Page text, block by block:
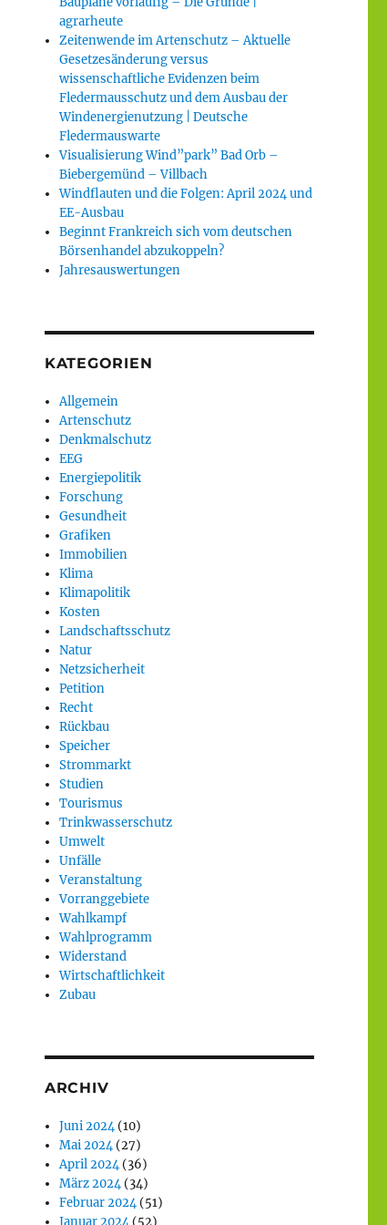
agrarheute
Zeitenwende im Artenschutz – Aktuelle
Gesetzesänderung versus
wissenschaftliche Evidenzen beim
Fledermausschutz und dem Ausbau der
Windenergienutzung | Deutsche
Fledermauswarte
Visualisierung Wind”park” Bad Orb –
Biebergemünd – Villbach
Windflauten und die Folgen: April 2024 und
EE-Ausbau
Beginnt Frankreich sich vom deutschen
Börsenhandel abzukoppeln?
Jahresauswertungen
KATEGORIEN
Allgemein
Artenschutz
Denkmalschutz
EEG
Energiepolitik
Forschung
Gesundheit
Grafiken
Immobilien
Klima
Klimapolitik
Kosten
Landschaftsschutz
Natur
Netzsicherheit
Petition
Recht
Rückbau
Speicher
Strommarkt
Studien
Tourismus
Trinkwasserschutz
Umwelt
Unfälle
Veranstaltung
Vorranggebiete
Wahlkampf
Wahlprogramm
Widerstand
Wirtschaftlichkeit
Zubau
ARCHIV
Juni 2024(10)
Mai 2024(27)
April 2024(36)
März 2024(34)
Februar 2024(51)